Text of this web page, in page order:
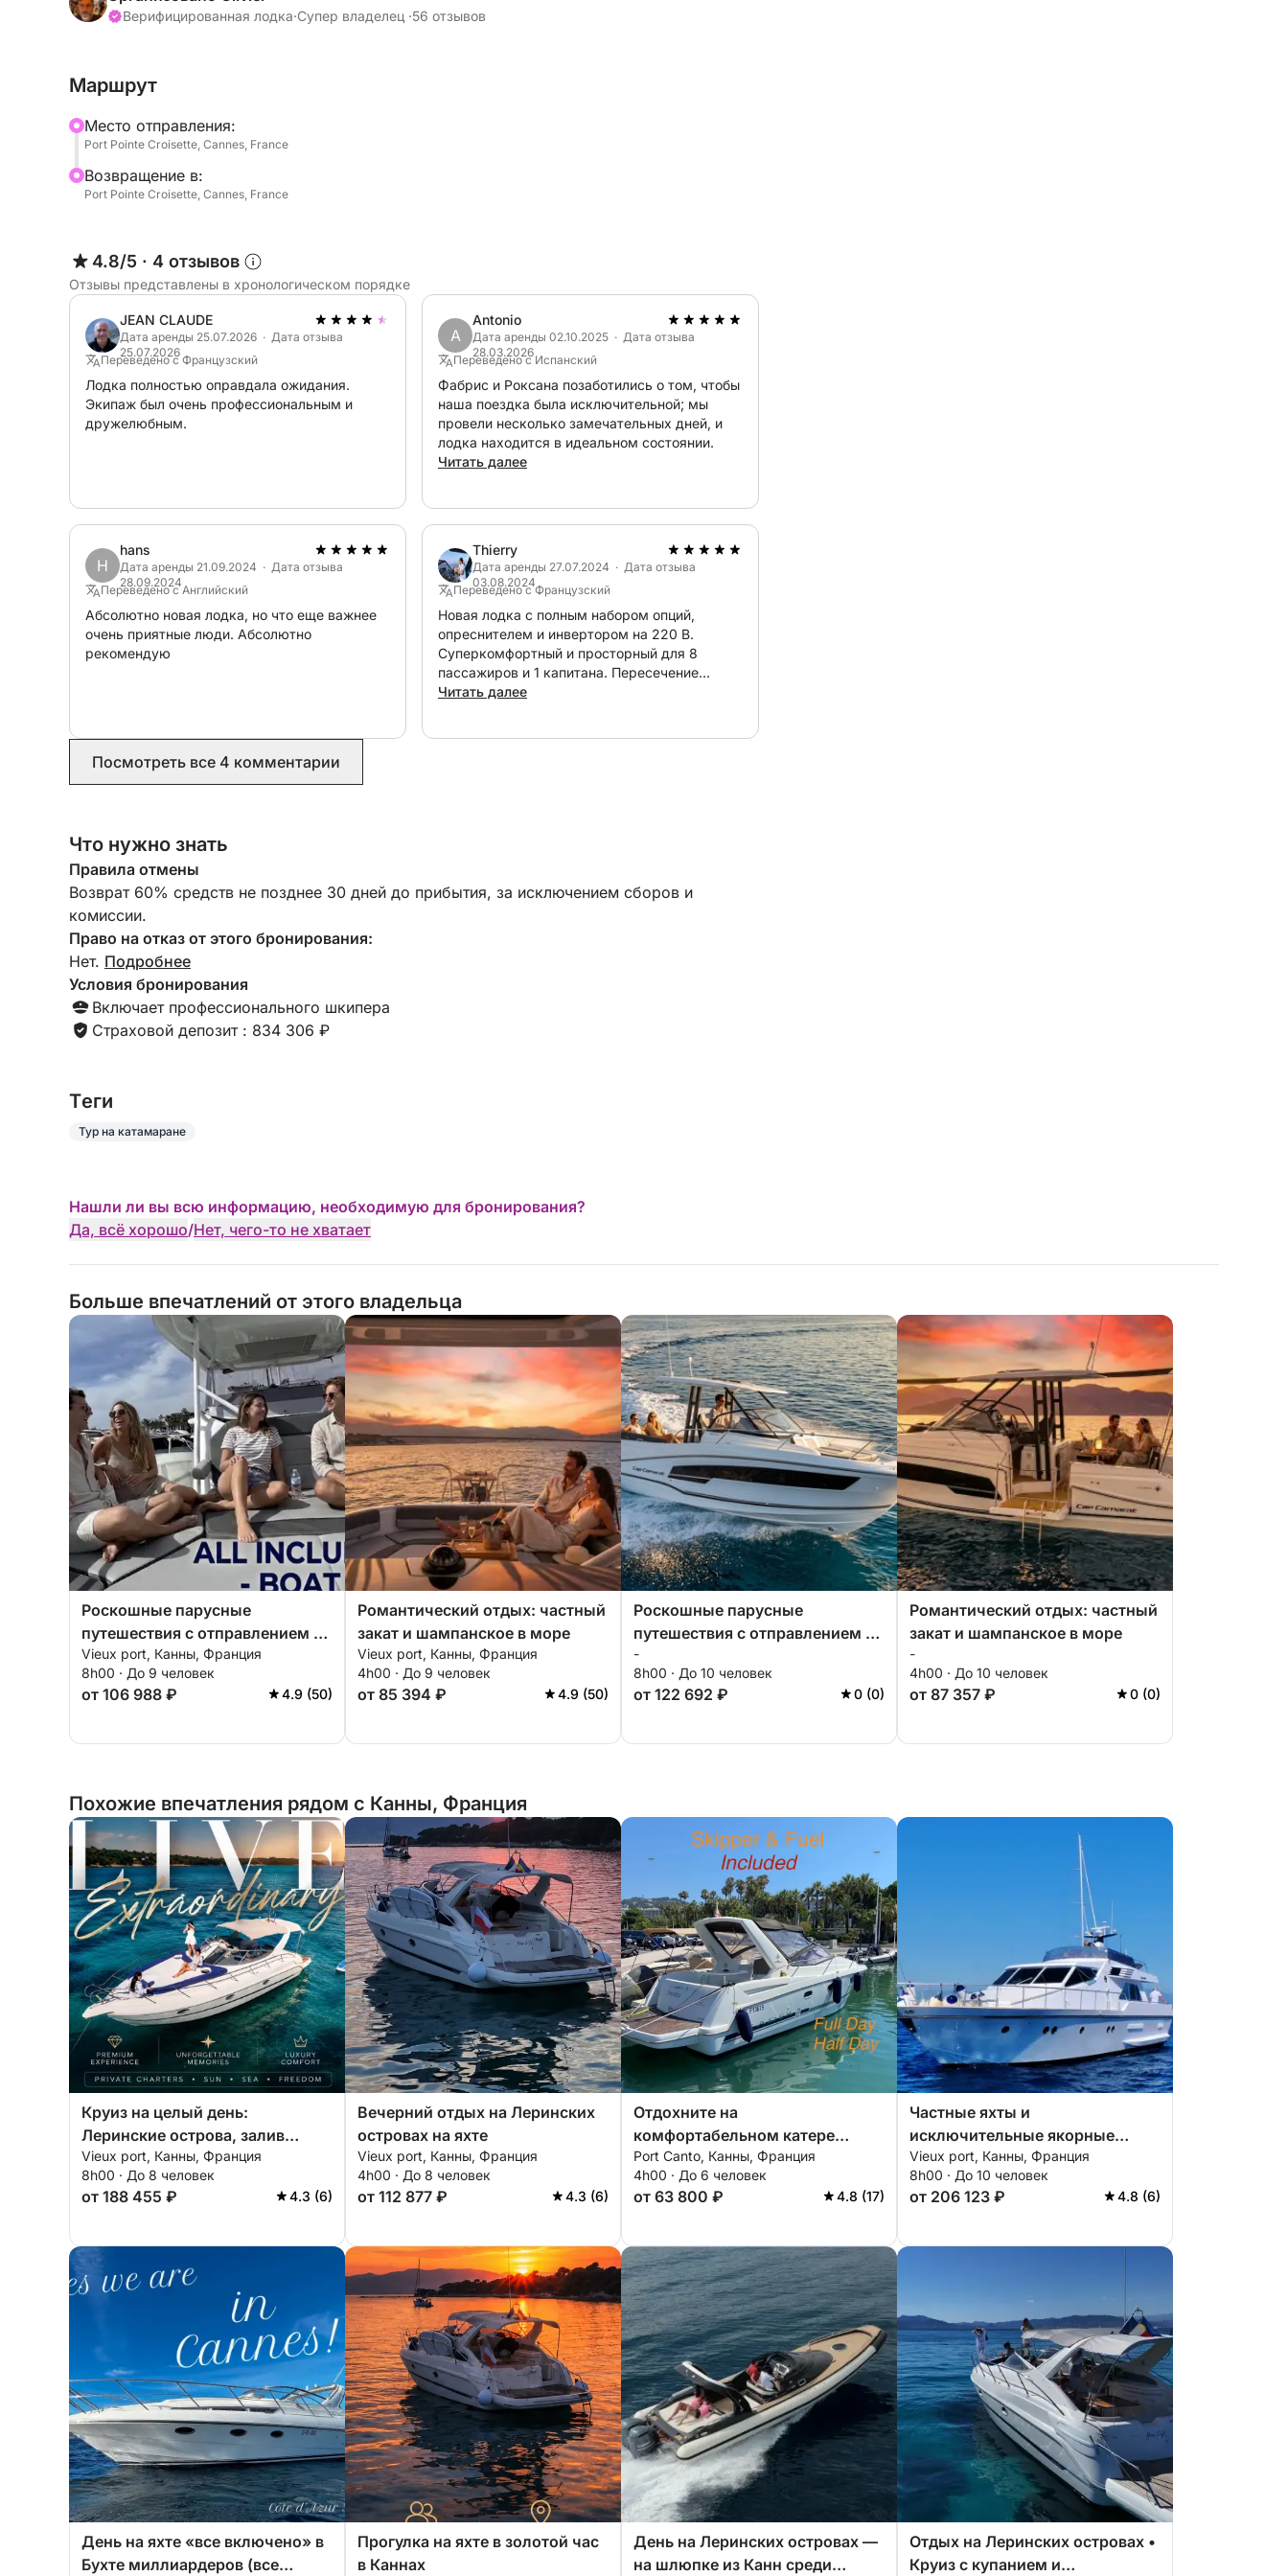
купанием, отдыхом на просторной палубе Bali 4.2 и приятными моментами на борту.
отдых еще приятнее.
Посещение подводного музея
Продолжите знакомство с музеем, посетив уникальный подводный музей в Каннах.
Залив миллиардеров
В середине дня мы отправимся в легендарный Залив миллиардеров. Элегантная якорная
стоянка, расположенная между роскошными виллами и бирюзовыми водами, идеально
подходит для последнего купания или отдыха на солнце.
Возвращение в Канны – 18:00
Неспешный обратный путь в Канны, прибытие в 18:00, с незабываемыми
⸻
В пакет включено:
• Частный катамаран Bali 4.2
• Профессиональный шкипер
• Безалкогольные напитки на борту
• Топливо включено
• Полный день (10:00 – 18:00)
или семей, чтобы открыть для себя самые красивые места Французской Ривьеры с моря.
Верифицированная лодка·Супер владелец ·56 отзывов
Маршрут
Mесто отправления:
Port Pointe Croisette, Cannes, France
Bозвращение в:
Port Pointe Croisette, Cannes, France
4.8/5 · 4 отзывов
Отзывы представлены в хронологическом порядке
JEAN CLAUDE
Дата аренды 25.07.2026 · Дата отзыва
25.07.2026
Переведено с Французский
Лодка полностью оправдала ожидания.
Экипаж был очень профессиональным и
дружелюбным.
A
Antonio
Дата аренды 02.10.2025 · Дата отзыва
28.03.2026
Переведено с Испанский
Фабрис и Роксана позаботились о том, чтобы
наша поездка была исключительной; мы
провели несколько замечательных дней, и
лодка находится в идеальном состоянии.
Читать далее
H
hans
Дата аренды 21.09.2024 · Дата отзыва
28.09.2024
Переведено с Английский
Абсолютно новая лодка, но что еще важнее
очень приятные люди. Абсолютно
рекомендую
Thierry
Дата аренды 27.07.2024 · Дата отзыва
03.08.2024
Переведено с Французский
Новая лодка с полным набором опций,
опреснителем и инвертором на 220 В.
Суперкомфортный и просторный для 8
пассажиров и 1 капитана. Пересечение
Канны-Кальви за 14 часов под парусом и с
Читать далее
Посмотреть все 4 комментарии
Что нужно знать
Правила отмены
Возврат 60% средств не позднее 30 дней до прибытия, за исключением сборов и
комиссии.
Право на отказ от этого бронирования:
Нет. Подробнее
Условия бронирования
Включает профессионального шкипера
Страховой депозит : 834 306 ₽
Tеги
Тур на катамаране
Нашли ли вы всю информацию, необходимую для бронирования?
Да, всё хорошо/Нет, чего-то не хватает
Больше впечатлений от этого владельца
Роскошные парусные
путешествия с отправлением из
Канн
Vieux port, Канны, Франция
8h00 · До 9 человек
от 106 988 ₽ 4.9 (50)
Романтический отдых: частный
закат и шампанское в море
Vieux port, Канны, Франция
4h00 · До 9 человек
от 85 394 ₽ 4.9 (50)
Роскошные парусные
путешествия с отправлением из
Гольф-Жуана
-
8h00 · До 10 человек
от 122 692 ₽ 0 (0)
Романтический отдых: частный
закат и шампанское в море
-
4h00 · До 10 человек
от 87 357 ₽ 0 (0)
Похожие впечатления рядом с Канны, Франция
Круиз на целый день:
Леринские острова, залив
Миллиардеров и Теуль-сюр-
Мер
Vieux port, Канны, Франция
8h00 · До 8 человек
от 188 455 ₽ 4.3 (6)
Вечерний отдых на Леринских
островах на яхте
Vieux port, Канны, Франция
4h00 · До 8 человек
от 112 877 ₽ 4.3 (6)
Отдохните на
комфортабельном катере
вокруг Леринских островов в
течение 4 часов. Специальная
скидка для пар!
Port Canto, Канны, Франция
4h00 · До 6 человек
от 63 800 ₽ 4.8 (17)
Частные яхты и
исключительные якорные
стоянки на Французской
Ривьере
Vieux port, Канны, Франция
8h00 · До 10 человек
от 206 123 ₽ 4.8 (6)
День на яхте «все включено» в
Бухте миллиардеров (все
Прогулка на яхте в золотой час
в Каннах
День на Леринских островах —
на шлюпке из Канн среди
Отдых на Леринских островах •
Круиз с купанием и